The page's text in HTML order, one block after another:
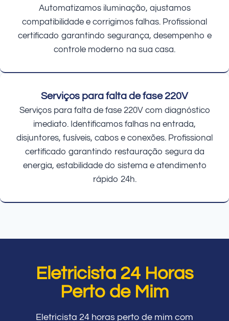
Automatizamos iluminação, ajustamos
compatibilidade e corrigimos falhas. Profissional
certificado garantindo segurança, desempenho e
controle moderno na sua casa.
Serviços para falta de fase 220V
Serviços para falta de fase 220V com diagnóstico
imediato. Identificamos falhas na entrada,
disjuntores, fusíveis, cabos e conexões. Profissional
certificado garantindo restauração segura da
energia, estabilidade do sistema e atendimento
rápido 24h.
Eletricista 24 Horas
Perto de Mim
Eletricista 24 horas perto de mim com